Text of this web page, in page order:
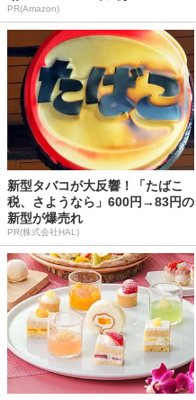
PR(Amazon)
新型タバコが大反響！「たばこ
税、さようなら」600円→83円の
新型が爆売れ
PR(株式会社HAL)